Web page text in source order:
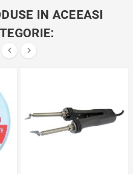
IN ACEEASI
 